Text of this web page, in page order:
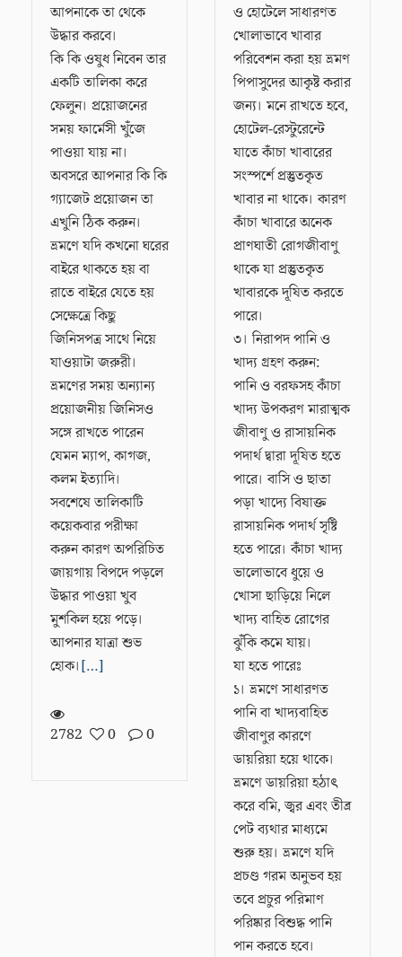
আপনাকে তা থেকে
উদ্ধার করবে।
কি কি ওষুধ নিবেন তার
একটি তালিকা করে
ফেলুন। প্রয়োজনের
সময় ফার্মেসী খুঁজে
পাওয়া যায় না।
অবসরে আপনার কি কি
গ্যাজেট প্রয়োজন তা
এখুনি ঠিক করুন।
ভ্রমণে যদি কখনো ঘরের
বাইরে থাকতে হয় বা
রাতে বাইরে যেতে হয়
সেক্ষেত্রে কিছু
জিনিসপত্র সাথে নিয়ে
যাওয়াটা জরুরী।
ভ্রমণের সময় অন্যান্য
প্রয়োজনীয় জিনিসও
সঙ্গে রাখতে পারেন
যেমন ম্যাপ, কাগজ,
কলম ইত্যাদি।
সবশেষে তালিকাটি
কয়েকবার পরীক্ষা
করুন কারণ অপরিচিত
জায়গায় বিপদে পড়লে
উদ্ধার পাওয়া খুব
মুশকিল হয়ে পড়ে।
আপনার যাত্রা শুভ
হোক।[…]
2782 0 0
ও হোটেলে সাধারণত
খোলাভাবে খাবার
পরিবেশন করা হয় ভ্রমণ
পিপাসুদের আকৃষ্ট করার
জন্য। মনে রাখতে হবে,
হোটেল-রেস্টুরেন্টে
যাতে কাঁচা খাবারের
সংস্পর্শে প্রস্তুতকৃত
খাবার না থাকে। কারণ
কাঁচা খাবারে অনেক
প্রাণঘাতী রোগজীবাণু
থাকে যা প্রস্তুতকৃত
খাবারকে দূষিত করতে
পারে।
৩। নিরাপদ পানি ও
খাদ্য গ্রহণ করুন:
পানি ও বরফসহ কাঁচা
খাদ্য উপকরণ মারাত্মক
জীবাণু ও রাসায়নিক
পদার্থ দ্বারা দূষিত হতে
পারে। বাসি ও ছাতা
পড়া খাদ্যে বিষাক্ত
রাসায়নিক পদার্থ সৃষ্টি
হতে পারে। কাঁচা খাদ্য
ভালোভাবে ধুয়ে ও
খোসা ছাড়িয়ে নিলে
খাদ্য বাহিত রোগের
ঝুঁকি কমে যায়।
যা হতে পারেঃ
১। ভ্রমণে সাধারণত
পানি বা খাদ্যবাহিত
জীবাণুর কারণে
ডায়রিয়া হয়ে থাকে।
ভ্রমণে ডায়রিয়া হঠাৎ
করে বমি, জ্বর এবং তীব্র
পেট ব্যথার মাধ্যমে
শুরু হয়। ভ্রমণে যদি
প্রচণ্ড গরম অনুভব হয়
তবে প্রচুর পরিমাণ
পরিষ্কার বিশুদ্ধ পানি
পান করতে হবে।